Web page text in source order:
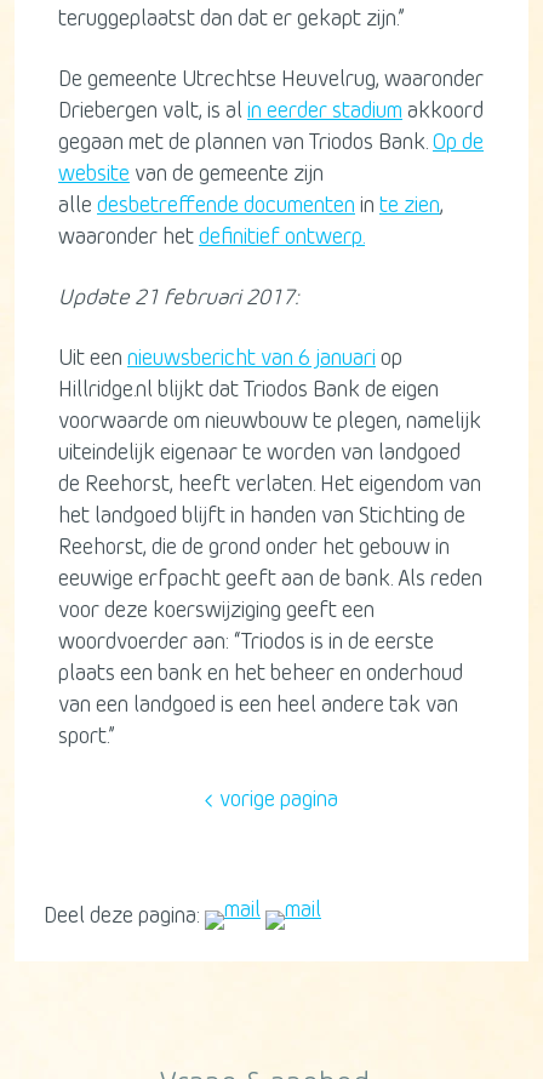
teruggeplaatst dan dat er gekapt zijn.”
De gemeente Utrechtse Heuvelrug, waaronder
Driebergen valt, is al in eerder stadium akkoord
gegaan met de plannen van Triodos Bank. Op de
website van de gemeente zijn
alle desbetreffende documenten in te zien,
waaronder het definitief ontwerp.
Update 21 februari 2017:
Uit een nieuwsbericht van 6 januari op
Hillridge.nl blijkt dat Triodos Bank de eigen
voorwaarde om nieuwbouw te plegen, namelijk
uiteindelijk eigenaar te worden van landgoed
de Reehorst, heeft verlaten. Het eigendom van
het landgoed blijft in handen van Stichting de
Reehorst, die de grond onder het gebouw in
eeuwige erfpacht geeft aan de bank. Als reden
voor deze koerswijziging geeft een
woordvoerder aan: “Triodos is in de eerste
plaats een bank en het beheer en onderhoud
van een landgoed is een heel andere tak van
sport.”
vorige pagina
Deel deze pagina: